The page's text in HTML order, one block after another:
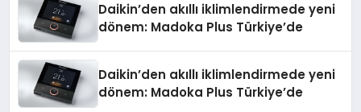
Daikin’den akıllı iklimlendirmede yeni
dönem: Madoka Plus Türkiye’de
Daikin’den akıllı iklimlendirmede yeni
dönem: Madoka Plus Türkiye’de